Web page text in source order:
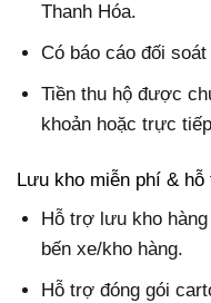
Thanh Hóa.
Có báo cáo đối
Tiền thu hộ được
khoản hoặc trực
Lưu kho miễn phí & hỗ
Hỗ trợ lưu kho
bến xe/kho hàng.
Hỗ trợ đóng gói